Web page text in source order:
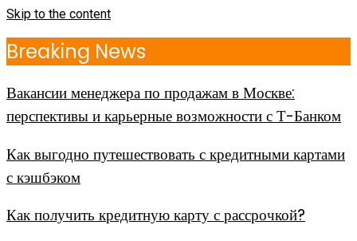
Skip to the content
Breaking News
Вакансии менеджера по продажам в Москве:
перспективы и карьерные возможности с Т-Банком
Как выгодно путешествовать с кредитными картами
с кэшбэком
Как получить кредитную карту с рассрочкой?